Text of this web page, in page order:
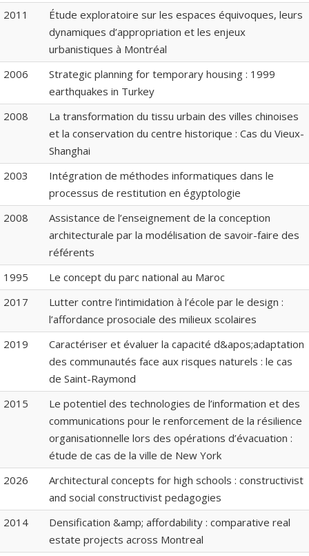
2011
Étude exploratoire sur les espaces équivoques, leurs
dynamiques d’appropriation et les enjeux
urbanistiques à Montréal
2006
Strategic planning for temporary housing : 1999
earthquakes in Turkey
2008
La transformation du tissu urbain des villes chinoises
et la conservation du centre historique : Cas du Vieux-
Shanghai
2003
Intégration de méthodes informatiques dans le
processus de restitution en égyptologie
2008
Assistance de l’enseignement de la conception
architecturale par la modélisation de savoir-faire des
référents
1995
Le concept du parc national au Maroc
2017
Lutter contre l’intimidation à l’école par le design :
l’affordance prosociale des milieux scolaires
2019
Caractériser et évaluer la capacité d&apos;adaptation
des communautés face aux risques naturels : le cas
de Saint-Raymond
2015
Le potentiel des technologies de l’information et des
communications pour le renforcement de la résilience
organisationnelle lors des opérations d’évacuation :
étude de cas de la ville de New York
2026
Architectural concepts for high schools : constructivist
and social constructivist pedagogies
2014
Densification &amp; affordability : comparative real
estate projects across Montreal